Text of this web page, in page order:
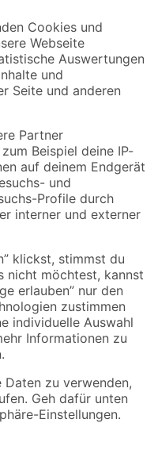
mehr verpassen!
Angebote sind unter
Verfügbarkeiten beziehen
Artikel mit Speditionsversand, hier